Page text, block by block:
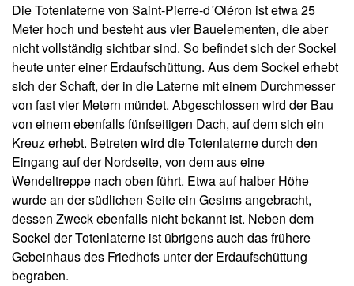
Die Totenlaterne von Saint-Pierre-d´Oléron ist etwa 25
Meter hoch und besteht aus vier Bauelementen, die aber
nicht vollständig sichtbar sind. So befindet sich der Sockel
heute unter einer Erdaufschüttung. Aus dem Sockel erhebt
sich der Schaft, der in die Laterne mit einem Durchmesser
von fast vier Metern mündet. Abgeschlossen wird der Bau
von einem ebenfalls fünfseitigen Dach, auf dem sich ein
Kreuz erhebt. Betreten wird die Totenlaterne durch den
Eingang auf der Nordseite, von dem aus eine
Wendeltreppe nach oben führt. Etwa auf halber Höhe
wurde an der südlichen Seite ein Gesims angebracht,
dessen Zweck ebenfalls nicht bekannt ist. Neben dem
Sockel der Totenlaterne ist übrigens auch das frühere
Gebeinhaus des Friedhofs unter der Erdaufschüttung
begraben.